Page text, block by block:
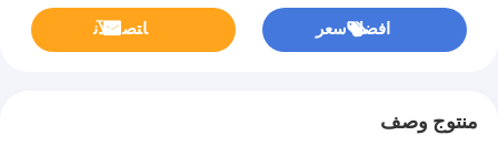
افضل سعر ﺎﺘﺼﻟ ﺍﻶﻧ
منتوج وصف